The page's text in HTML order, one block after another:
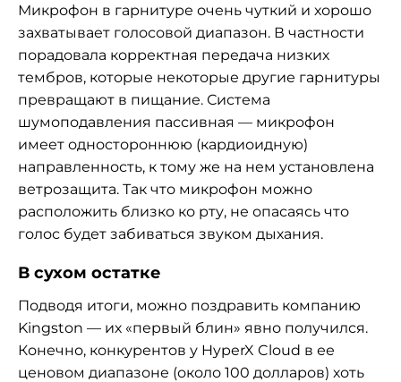
Микрофон в гарнитуре очень чуткий и хорошо
захватывает голосовой диапазон. В частности
порадовала корректная передача низких
тембров, которые некоторые другие гарнитуры
превращают в пищание. Система
шумоподавления пассивная — микрофон
имеет одностороннюю (кардиоидную)
направленность, к тому же на нем установлена
ветрозащита. Так что микрофон можно
расположить близко ко рту, не опасаясь что
голос будет забиваться звуком дыхания.
В сухом остатке
Подводя итоги, можно поздравить компанию
Kingston — их «первый блин» явно получился.
Конечно, конкурентов у HyperX Cloud в ее
ценовом диапазоне (около 100 долларов) хоть